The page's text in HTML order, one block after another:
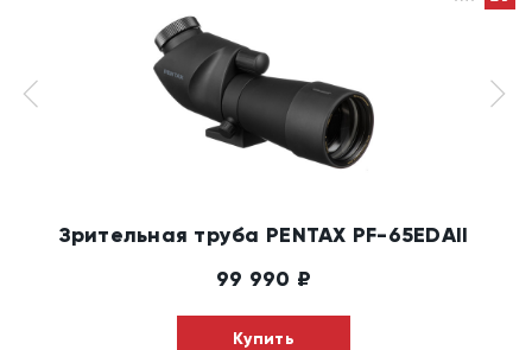
Зрительная труба PENTAX PF-65EDAII
99 990 ₽
Купить